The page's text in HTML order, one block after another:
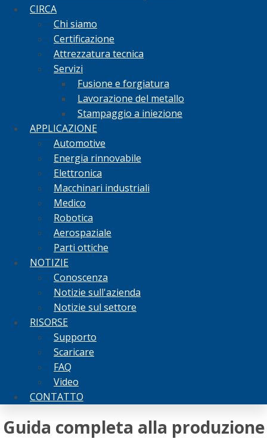
CIRCA
Chi siamo
Certificazione
Attrezzatura tecnica
Servizi
Fusione e forgiatura
Lavorazione del metallo
Stampaggio a iniezione
APPLICAZIONE
Automotive
Energia rinnovabile
Elettronica
Macchinari industriali
Medico
Robotica
Aerospaziale
Parti ottiche
NOTIZIE
Conoscenza
Notizie sull'azienda
Notizie sul settore
RISORSE
Supporto
Scaricare
FAQ
Video
CONTATTO
Guida completa alla produzione